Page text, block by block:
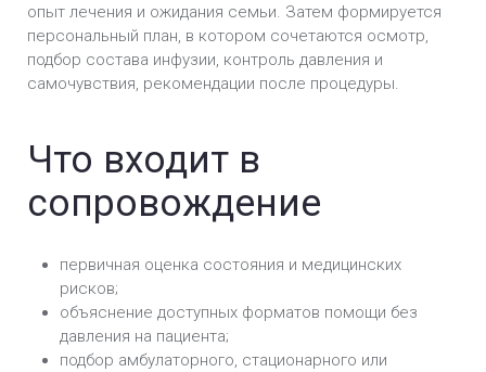
опыт лечения и ожидания семьи. Затем формируется
персональный план, в котором сочетаются осмотр,
подбор состава инфузии, контроль давления и
самочувствия, рекомендации после процедуры.
Что входит в
сопровождение
первичная оценка состояния и медицинских
рисков;
объяснение доступных форматов помощи без
давления на пациента;
подбор амбулаторного, стационарного или